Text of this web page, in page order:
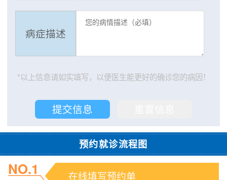
病症描述
*以上信息请如实填写，以便医生能更好的确诊您的病因！
预约就诊流程图
NO.1 在线填写预约单